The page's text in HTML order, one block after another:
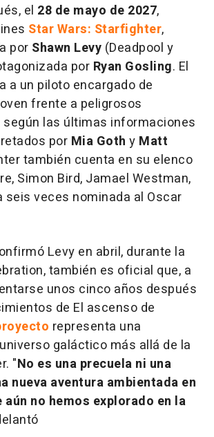
el 28 de mayo de 2027,
Star Wars: Starfighter,
por Shawn Levy (Deadpool y
por Ryan Gosling. El
a un piloto encargado de
frente a peligrosos
según las últimas informaciones
por Mia Goth y Matt
también cuenta en su elenco
Simon Bird, Jamael Westman,
seis veces nominada al Oscar
Levy en abril, durante la
también es oficial que, a
unos cinco años después
de El ascenso de
representa una
galáctico más allá de la
"No es una precuela ni una
nueva aventura ambientada en
aún no hemos explorado en la